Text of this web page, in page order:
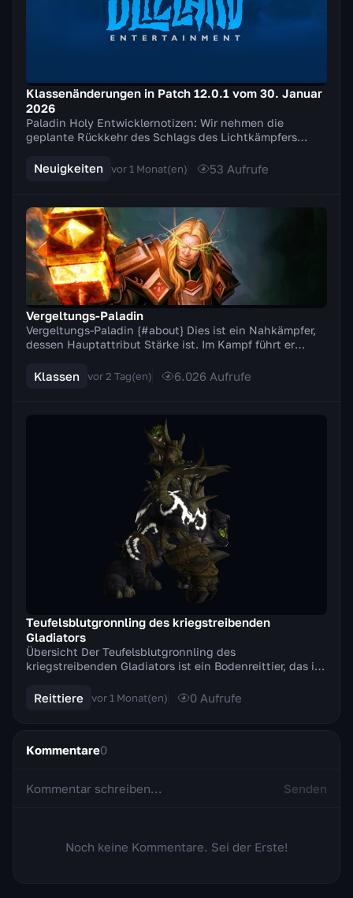
Klassenänderungen in Patch 12.0.1 vom 30. Januar
2026
Paladin Holy Entwicklernotizen: Wir nehmen die
geplante Rückkehr des Schlags des Lichtkämpfers
an de...
Neuigkeiten vor 1 Monat(en) 53 Aufrufe
Vergeltungs-Paladin
Vergeltungs-Paladin {#about} Dies ist ein Nahkämpfer,
dessen Hauptattribut Stärke ist. Im Kampf führt er
Klassen vor 2 Tag(en) 6.026 Aufrufe
Teufelsblutgronnling des kriegstreibenden
Gladiators
Übersicht Der Teufelsblutgronnling des
kriegstreibenden Gladiators ist ein Bodenreittier, das in
Reittiere vor 1 Monat(en) 0 Aufrufe
Kommentare0
Senden
Noch keine Kommentare. Sei der Erste!